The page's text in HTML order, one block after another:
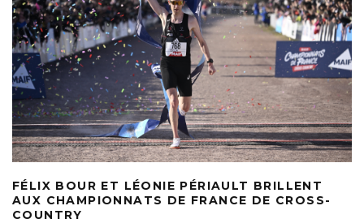
FÉLIX BOUR ET LÉONIE PÉRIAULT BRILLENT
AUX CHAMPIONNATS DE FRANCE DE CROSS-
COUNTRY